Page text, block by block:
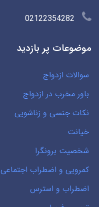
02122354282
موضوعات پر بازدید
سوالات ازدواج
باور مخرب در ازدواج
نکات جنسی و زناشویی
خیانت
شخصیت برونگرا
کمرویی و اضطراب اجتماعی
اضطراب و استرس